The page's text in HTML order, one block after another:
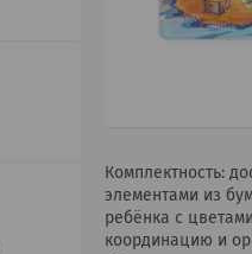
Комплектность:
элементами из
ребёнка с
координацию и